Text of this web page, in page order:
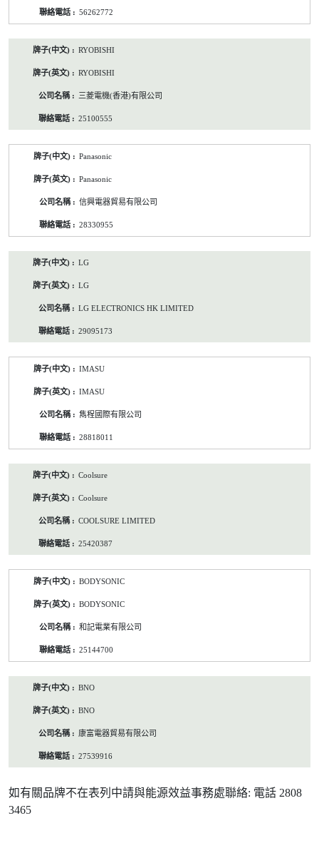
56262772
RYOBISHI
RYOBISHI
三菱電機(香港)有限公司
25100555
Panasonic
Panasonic
信興電器貿易有限公司
28330955
LG
LG
LG ELECTRONICS HK LIMITED
29095173
IMASU
IMASU
雋程國際有限公司
28818011
Coolsure
Coolsure
COOLSURE LIMITED
25420387
BODYSONIC
BODYSONIC
和記電業有限公司
25144700
BNO
BNO
康富電器貿易有限公司
27539916
如有關品牌不在表列中請與能源效益事務處聯絡: 電話 2808
3465